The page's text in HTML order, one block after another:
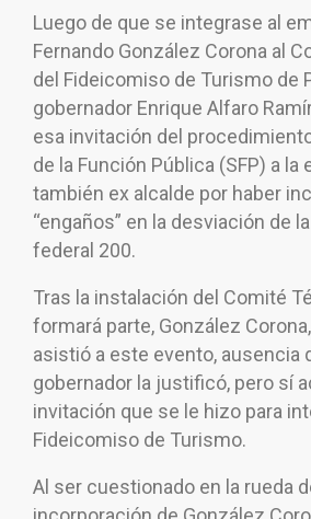
Luego de que se integrase al
Fernando González Corona al
del Fideicomiso de Turismo de
gobernador Enrique Alfaro
esa invitación del
de la Función Pública (SFP) a la
también ex alcalde por haber
“engaños” en la desviación de
federal 200.
Tras la instalación del Comité
formará parte, González
asistió a este evento, ausencia
gobernador la justificó, pero sí
invitación que se le hizo para
Fideicomiso de Turismo.
Al ser cuestionado en la rueda